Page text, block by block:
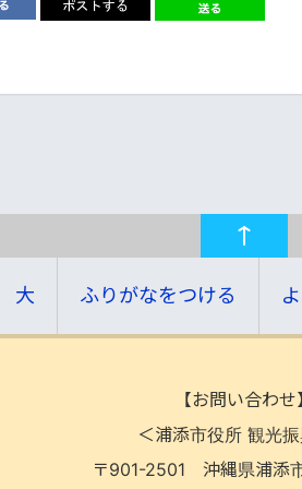
大 ふりがなをつける
【お問い合わせ】
＜浦添市役所 観光振
〒901-2501 沖縄県浦添